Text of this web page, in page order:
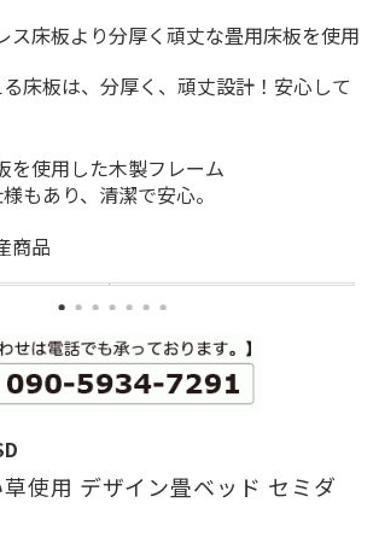
ス床板より分厚く頑丈な畳用床板を使用
床板は、分厚く、頑丈設計！安心して
を使用した木製フレーム
もあり、清潔で安心。
商品
使用 デザイン畳ベッド セミダ